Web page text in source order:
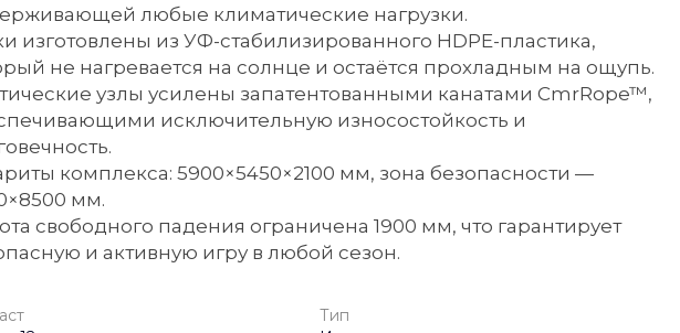
любые климатические нагрузки.
изготовлены из УФ-стабилизированного HDPE-пластика,
не нагревается на солнце и остаётся прохладным на ощупь.
узлы усилены запатентованными канатами CmrRope™,
исключительную износостойкость и
комплекса: 5900×5450×2100 мм, зона безопасности —
мм.
свободного падения ограничена 1900 мм, что гарантирует
и активную игру в любой сезон.
Тип